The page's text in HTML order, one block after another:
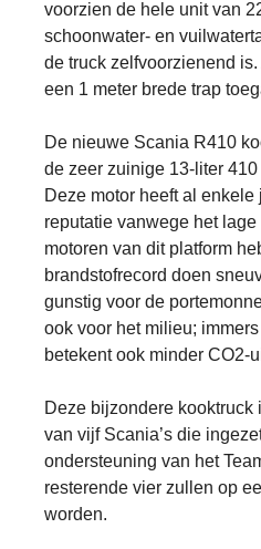
voorzien de hele unit van
schoonwater- en
de truck zelfvoorzienend
een 1 meter brede trap
De nieuwe Scania R410
de zeer zuinige 13-liter
Deze motor heeft al
reputatie vanwege het
motoren van dit platform
brandstofrecord doen
gunstig voor de
ook voor het milieu;
betekent ook minder CO2-
Deze bijzondere kooktruck
van vijf Scania’s die
ondersteuning van het
resterende vier zullen op
worden.